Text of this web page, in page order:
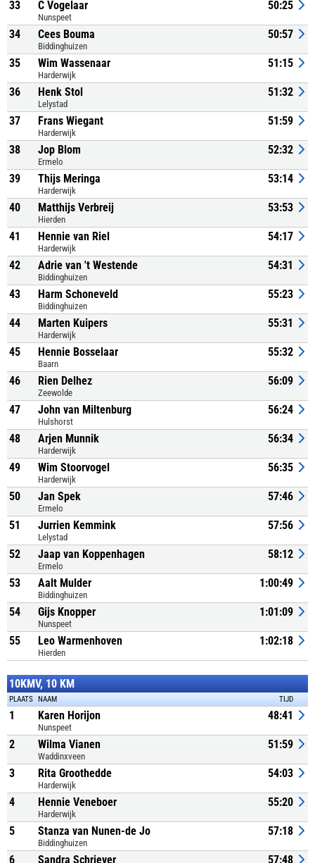
33 C Vogelaar
Nunspeet
50:25
34 Cees Bouma
Biddinghuizen
50:57
35 Wim Wassenaar
Harderwijk
51:15
36 Henk Stol
Lelystad
51:32
37 Frans Wiegant
Harderwijk
51:59
38 Jop Blom
Ermelo
52:32
39 Thijs Meringa
Harderwijk
53:14
40 Matthijs Verbreij
Hierden
53:53
41 Hennie van Riel
Harderwijk
54:17
42 Adrie van 't Westende
Biddinghuizen
54:31
43 Harm Schoneveld
Biddinghuizen
55:23
44 Marten Kuipers
Harderwijk
55:31
45 Hennie Bosselaar
Baarn
55:32
46 Rien Delhez
Zeewolde
56:09
47 John van Miltenburg
Hulshorst
56:24
48 Arjen Munnik
Harderwijk
56:34
49 Wim Stoorvogel
Harderwijk
56:35
50 Jan Spek
Ermelo
57:46
51 Jurrien Kemmink
Lelystad
57:56
52 Jaap van Koppenhagen
Ermelo
58:12
53 Aalt Mulder
Biddinghuizen
1:00:49
54 Gijs Knopper
Nunspeet
1:01:09
55 Leo Warmenhoven
Hierden
1:02:18
10KMV, 10 KM
PLAATS NAAM TIJD
1 Karen Horijon
Nunspeet
48:41
2 Wilma Vianen
Waddinxveen
51:59
3 Rita Groothedde
Harderwijk
54:03
4 Hennie Veneboer
Harderwijk
55:20
5 Stanza van Nunen-de Jo
Biddinghuizen
57:18
6 Sandra Schriever 57:48